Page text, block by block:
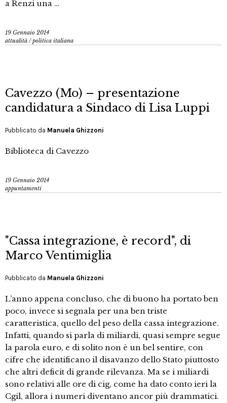
a Renzi una …
19 Gennaio 2014
attualità /politica italiana
Cavezzo (Mo) – presentazione
candidatura a Sindaco di Lisa Luppi
Pubblicato da Manuela Ghizzoni
Biblioteca di Cavezzo
19 Gennaio 2014
appuntamenti
"Cassa integrazione, è record", di
Marco Ventimiglia
Pubblicato da Manuela Ghizzoni
L’anno appena concluso, che di buono ha portato ben
poco, invece si segnala per una ben triste
caratteristica, quello del peso della cassa integrazione.
Infatti, quando si parla di miliardi, quasi sempre segue
la parola euro, e di solito non è un bel sentire, con
cifre che identificano il disavanzo dello Stato piuttosto
che altri deficit di grande rilevanza. Ma se i miliardi
sono relativi alle ore di cig, come ha dato conto ieri la
Cgil, allora i numeri diventano ancor più drammatici.